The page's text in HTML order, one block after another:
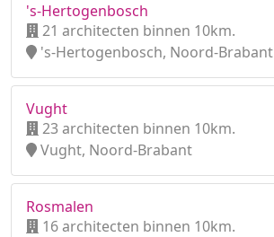
's-Hertogenbosch
21 architecten binnen 10km.
's-Hertogenbosch, Noord-Brabant
Vught
23 architecten binnen 10km.
Vught, Noord-Brabant
Rosmalen
16 architecten binnen 10km.